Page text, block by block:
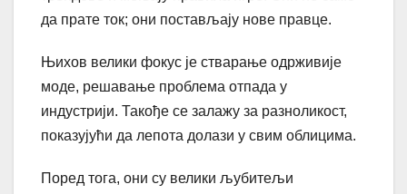
да прате ток; они постављају нове правце.
Њихов велики фокус је стварање одрживије
моде, решавање проблема отпада у
индустрији. Такође се залажу за разноликост,
показујући да лепота долази у свим облицима.
Поред тога, они су велики љубитељи